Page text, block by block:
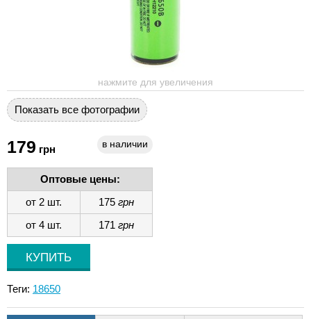
нажмите для увеличения
Показать все фотографии
179 грн в наличии
Оптовые цены:
от 2 шт.
175 грн
от 4 шт.
171 грн
Теги: 18650